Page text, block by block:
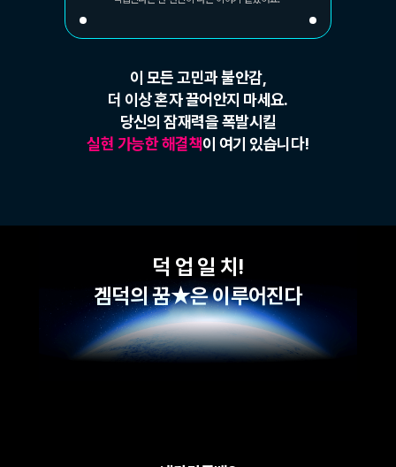
이 모든 고민과 불안감,
더 이상 혼자 끌어안지 마세요.
당신의 잠재력을 폭발시킬
실현 가능한 해결책이 여기 있습니다!
덕 업 일 치!
겜덕의 꿈★은 이루어진다